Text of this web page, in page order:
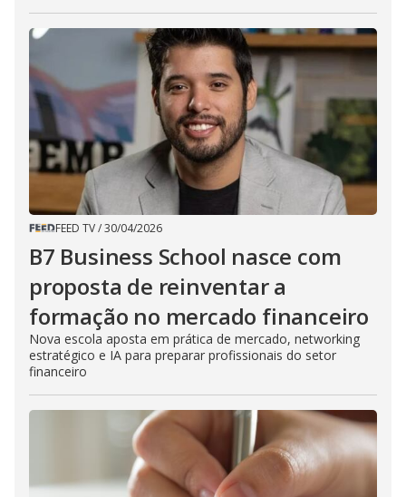
FEED TV/30/04/2026
B7 Business School nasce com
proposta de reinventar a
formação no mercado financeiro
Nova escola aposta em prática de mercado, networking
estratégico e IA para preparar profissionais do setor
financeiro